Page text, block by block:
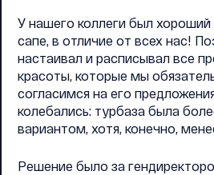
У нашего коллеги был хороший
сапе, в отличие от всех нас!
настаивал и расписывал все
красоты, которые мы
согласимся на его
колебались: турбаза была
вариантом, хотя, конечно,
Решение было за